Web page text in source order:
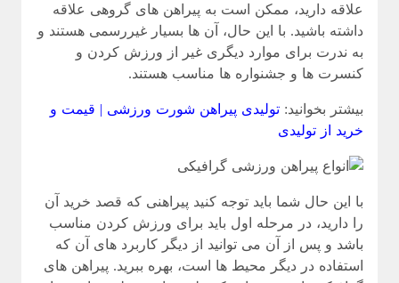
علاقه دارید، ممکن است به پیراهن های گروهی علاقه
داشته باشید. با این حال، آن ها بسیار غیررسمی هستند و
به ندرت برای موارد دیگری غیر از ورزش کردن و
کنسرت ها و جشنواره ها مناسب هستند.
بیشتر بخوانید: تولیدی پیراهن شورت ورزشی | قیمت و
خرید از تولیدی
با این حال شما باید توجه کنید پیراهنی که قصد خرید آن
را دارید، در مرحله اول باید برای ورزش کردن مناسب
باشد و پس از آن می توانید از دیگر کاربرد های آن که
استفاده در دیگر محیط ها است، بهره ببرید. پیراهن های